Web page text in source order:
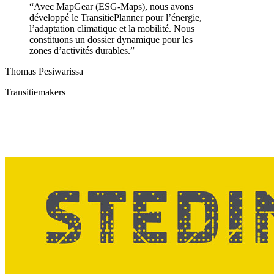
“Avec MapGear (ESG-Maps), nous avons
développé le TransitiePlanner pour l’énergie,
l’adaptation climatique et la mobilité. Nous
constituons un dossier dynamique pour les
zones d’activités durables.”
Thomas Pesiwarissa
Transitiemakers